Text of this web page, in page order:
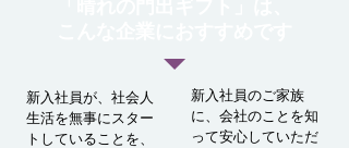
新入社員が、社会人
生活を無事にスター
トしていることを、
新入社員のご家族
に、会社のことを知
って安心していただ